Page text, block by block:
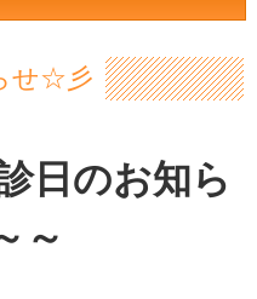
せ☆彡
日のお知ら
～